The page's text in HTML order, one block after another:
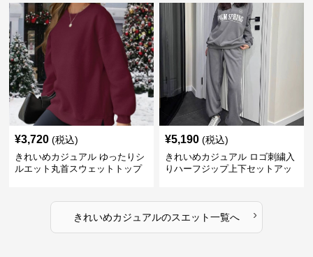
¥3,720 (税込)
きれいめカジュアル ゆったりシ
ルエット丸首スウェットトップ
¥5,190 (税込)
きれいめカジュアル ロゴ刺繍入
りハーフジップ上下セットアッ
きれいめカジュアルのスエット一覧へ ›